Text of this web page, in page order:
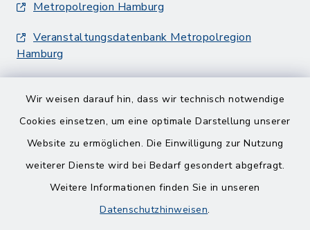
Wir weisen darauf hin, dass wir technisch notwendige
Cookies einsetzen, um eine optimale Darstellung unserer
Website zu ermöglichen. Die Einwilligung zur Nutzung
weiterer Dienste wird bei Bedarf gesondert abgefragt.
Weitere Informationen finden Sie in unseren
Datenschutzhinweisen.
Metropolregion Hamburg
Veranstaltungsdatenbank Metropolregion
Hamburg
Barrierefreiheit